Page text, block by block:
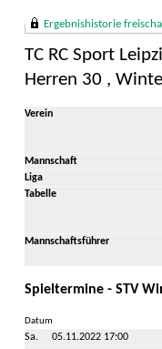
Ergebnishistorie
TC RC Sport
Herren 30 ,
Verein
Mannschaft
Liga
Tabelle
Mannschaftsführer
Spieltermine - STV
Datum
Sa. 05.11.2022 17:00